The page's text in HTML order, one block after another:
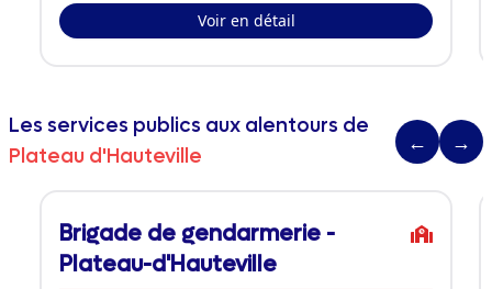
Voir en détail
Les services publics aux alentours de
Plateau d'Hauteville
← →
Brigade de gendarmerie -
Plateau-d'Hauteville